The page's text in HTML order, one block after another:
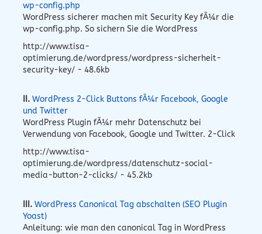
wp-config.php
WordPress sicherer machen mit Security Key fÃ¼r die
wp-config.php. So sichern Sie die WordPress
http://www.tisa-
optimierung.de/wordpress/wordpress-sicherheit-
security-key/ - 48.6kb
II. WordPress 2-Click Buttons fÃ¼r Facebook, Google
und Twitter
WordPress Plugin fÃ¼r mehr Datenschutz bei
Verwendung von Facebook, Google und Twitter. 2-Click
http://www.tisa-
optimierung.de/wordpress/datenschutz-social-
media-button-2-clicks/ - 45.2kb
III. WordPress Canonical Tag abschalten (SEO Plugin
Yoast)
Anleitung: wie man den canonical Tag in WordPress